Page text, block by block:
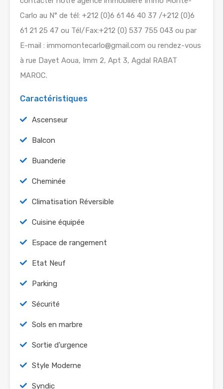
Carlo au N° de tél: +212 (0)6 61 46 40 37 /+212 (0)6
61 21 25 47 ou Tél/Fax:+212 (0) 537 755 043 ou par
E-mail : immomontecarlo@gmail.com ou rendez-vous
à rue Dayet Aoua, Imm 2, Apt 3, Agdal RABAT
MAROC.
Caractéristiques
Ascenseur
Balcon
Buanderie
Cheminée
Climatisation Réversible
Cuisine équipée
Espace de rangement
Etat Neuf
Parking
Sécurité
Sols en marbre
Sortie d'urgence
Style Moderne
Syndic